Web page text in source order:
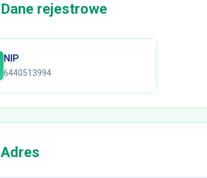
Dane rejestrowe
NIP
6440513994
Adres